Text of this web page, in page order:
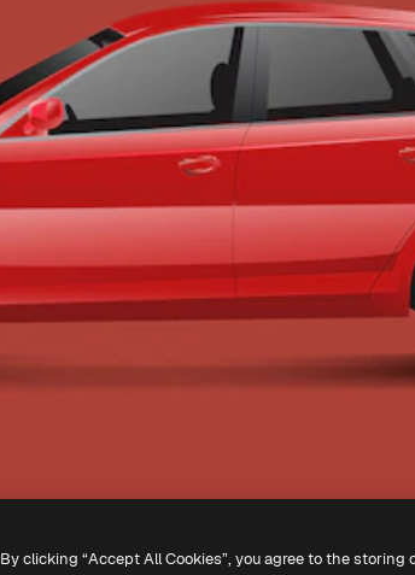
By clicking “Accept All Cookies”, you agree to the